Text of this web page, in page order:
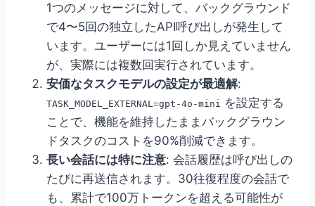
1つのメッセージに対して、バックグラウンド
で4〜5回の独立したAPI呼び出しが発生して
います。ユーザーには1回しか見えていません
が、実際には複数回実行されています。
安価なタスクモデルの設定が最適解:
TASK_MODEL_EXTERNAL=gpt-4o-mini を設定する
ことで、機能を維持したままバックグラウン
ドタスクのコストを90%削減できます。
長い会話には特に注意: 会話履歴は呼び出しの
たびに再送信されます。30往復程度の会話で
も、累計で100万トークンを超える可能性が